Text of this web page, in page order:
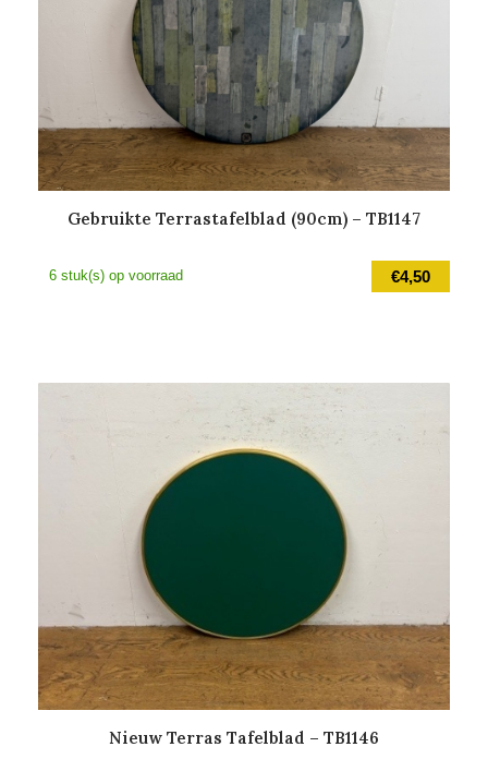
Gebruikte Terrastafelblad (90cm) – TB1147
€4,50
6 stuk(s) op voorraad
Nieuw Terras Tafelblad – TB1146